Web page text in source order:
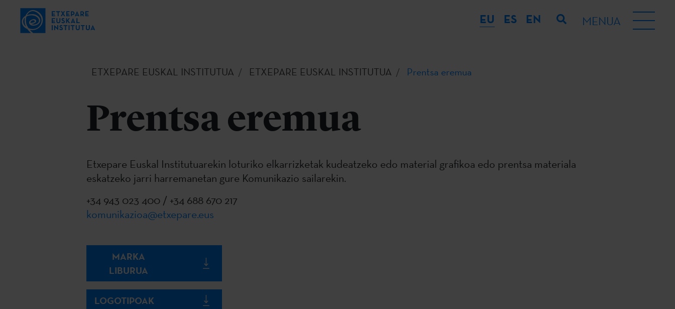
EU ES EN MENUA
ETXEPARE EUSKAL INSTITUTUA ETXEPARE EUSKAL INSTITUTUA Prentsa eremua
Prentsa eremua
Etxepare Euskal Institutuarekin loturiko elkarrizketak kudeatzeko edo material grafikoa edo prentsa materiala
eskatzeko jarri harremanetan gure Komunikazio sailarekin.
+34 943 023 400 / +34 688 670 217
komunikazioa@etxepare.eus
MARKA
LIBURUA
LOGOTIPOAK